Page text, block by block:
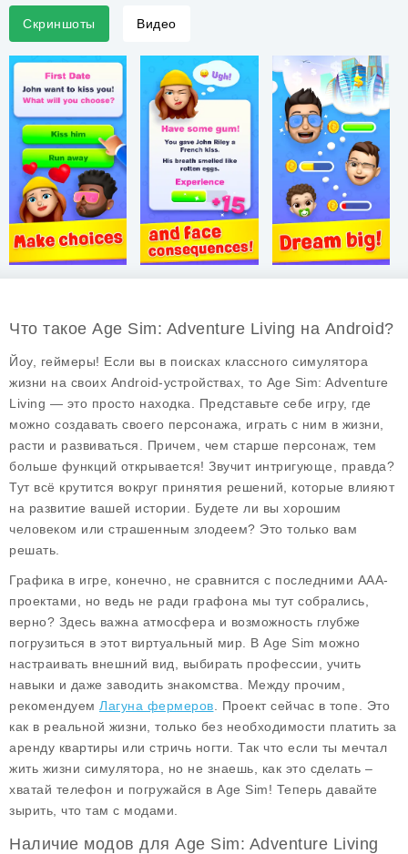
Скриншоты Видео
Что такое Age Sim: Adventure Living на Android?
Йоу, геймеры! Если вы в поисках классного симулятора
жизни на своих Android-устройствах, то Age Sim: Adventure
Living — это просто находка. Представьте себе игру, где
можно создавать своего персонажа, играть с ним в жизни,
расти и развиваться. Причем, чем старше персонаж, тем
больше функций открывается! Звучит интригующе, правда?
Тут всё крутится вокруг принятия решений, которые влияют
на развитие вашей истории. Будете ли вы хорошим
человеком или страшенным злодеем? Это только вам
решать.
Графика в игре, конечно, не сравнится с последними AAA-
проектами, но ведь не ради графона мы тут собрались,
верно? Здесь важна атмосфера и возможность глубже
погрузиться в этот виртуальный мир. В Age Sim можно
настраивать внешний вид, выбирать профессии, учить
навыки и даже заводить знакомства. Между прочим,
рекомендуем Лагуна фермеров . Проект сейчас в топе. Это
как в реальной жизни, только без необходимости платить за
аренду квартиры или стричь ногти. Так что если ты мечтал
жить жизни симулятора, но не знаешь, как это сделать –
хватай телефон и погружайся в Age Sim! Теперь давайте
зырить, что там с модами.
Наличие модов для Age Sim: Adventure Living